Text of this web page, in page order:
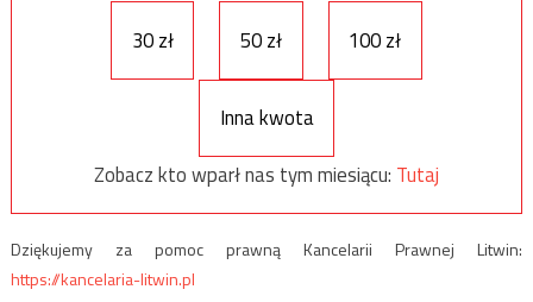
30 zł
50 zł 100 zł
Inna kwota
Zobacz kto wparł nas tym miesiącu: Tutaj
Dziękujemy za pomoc prawną Kancelarii Prawnej Litwin:
https://kancelaria-litwin.pl